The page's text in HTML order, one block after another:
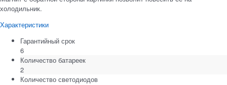
холодильник.
Характеристики
Гарантийный срок
6
Количество батареек
2
Количество светодиодов